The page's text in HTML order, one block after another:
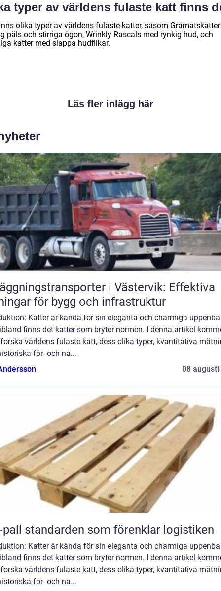
typer av världens fulaste katt finns
olika typer av världens fulaste katter, såsom
päls och stirriga ögon, Wrinkly Rascals med rynkig hud, och
katter med slappa hudflikar.
Läs fler inlägg här
i Västervik: Effektiva
för bygg och infrastruktur
Katter är kända för sin eleganta och charmiga
finns det katter som bryter normen. I denna artikel
världens fulaste katt, dess olika typer, kvantitativa
för- och na...
08 augusti
Eur-pall standarden som förenklar logistiken
Katter är kända för sin eleganta och charmiga
finns det katter som bryter normen. I denna artikel
världens fulaste katt, dess olika typer, kvantitativa
för- och na...